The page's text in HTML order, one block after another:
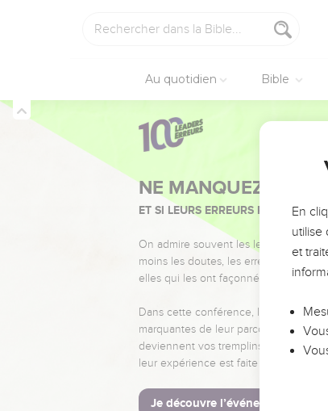
Au quotidien Bible
NE MANQUEZ PAS
ET SI LEURS ERREURS POUVAIENT
On admire souvent les leaders pour
moins les doutes, les erreurs et les
elles qui les ont façonnés.
Dans cette conférence, leaders,
marquantes de leur parcours et les
deviennent vos tremplins. Que vous
leur expérience est faite pour vous.
Je découvre l’événement
En
utilise
et